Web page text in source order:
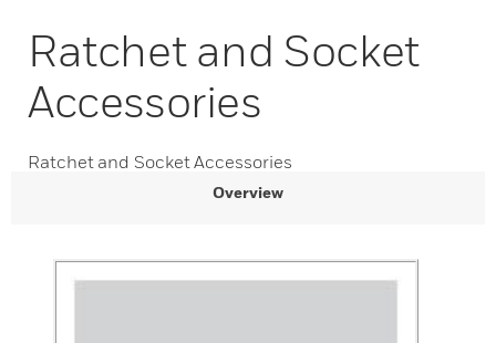
Ratchet and Socket
Accessories
Ratchet and Socket Accessories
Overview